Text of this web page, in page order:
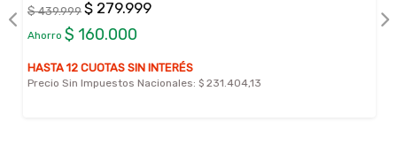
$ 439.999 $ 279.999
Ahorro $ 160.000
HASTA 12 CUOTAS SIN INTERÉS
Precio Sin Impuestos Nacionales: $ 231.404,13